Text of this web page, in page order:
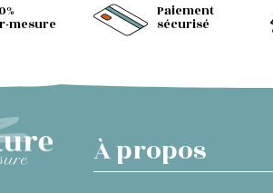
mesure
Paiement
sécurisé
À propos